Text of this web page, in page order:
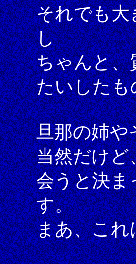
それでも大
し
ちゃんと、
たいしたも
旦那の姉や
当然だけど
会うと決ま
す。
まあ、これ